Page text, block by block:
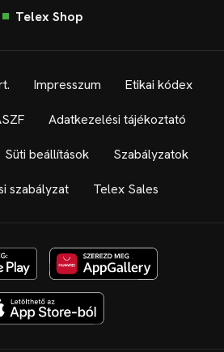
Telex Shop
Impresszum Etikai kódex
Adatkezelési tájékoztató
Süti beállítások Szabályzatok
szabályzat Telex Sales